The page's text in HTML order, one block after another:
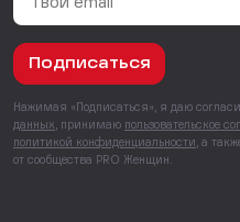
Подписаться
Нажимая «Подписаться», я даю
данных , принимаю пользовательское
политикой конфиденциальности , а
от сообщества PRO Женщин.